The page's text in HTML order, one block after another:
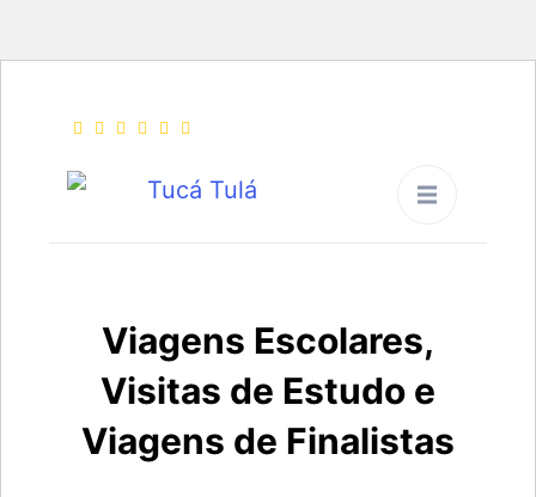
Tucá Tulá
Viagens Escolares,
Visitas de Estudo e
Viagens de Finalistas